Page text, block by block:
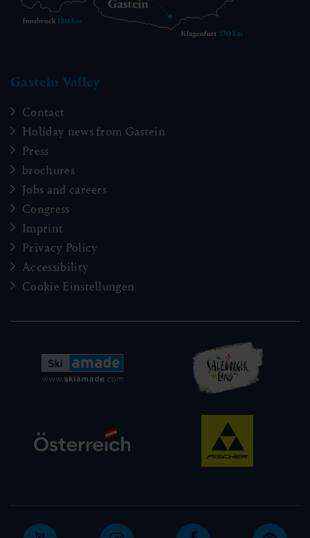
Gastein Valley
Contact
Holiday news from Gastein
Press
brochures
Jobs and careers
Congress
Imprint
Privacy Policy
Accessibility
Cookie Einstellungen